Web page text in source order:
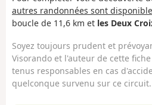
autres randonnées sont
boucle de 11,6 km et les Deux
Soyez toujours prudent et
Visorando et l'auteur de cette
tenus responsables en cas
quelconque survenu sur ce circuit.